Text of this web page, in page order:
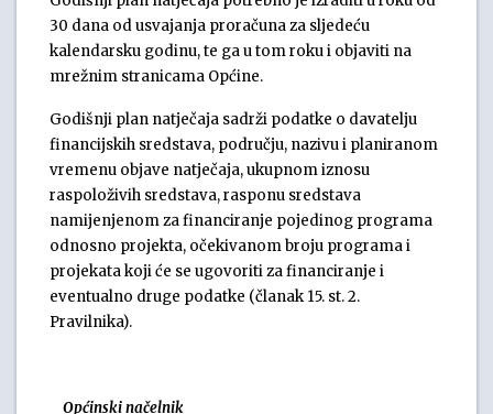
30 dana od usvajanja proračuna za sljedeću
kalendarsku godinu, te ga u tom roku i objaviti na
mrežnim stranicama Općine.
Godišnji plan natječaja sadrži podatke o davatelju
financijskih sredstava, području, nazivu i planiranom
vremenu objave natječaja, ukupnom iznosu
raspoloživih sredstava, rasponu sredstava
namijenjenom za financiranje pojedinog programa
odnosno projekta, očekivanom broju programa i
projekata koji će se ugovoriti za financiranje i
eventualno druge podatke (članak 15. st. 2.
Pravilnika).
Općinski načelnik